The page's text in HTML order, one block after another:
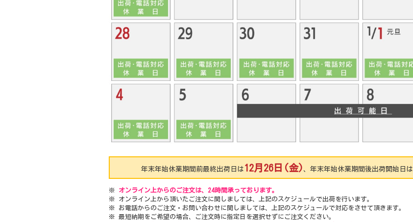
年末年始休業期間前最終出荷日は 12月26日(金)、年末年始休業期間後出荷開始日は
※ オンライン上からのご注文は、24時間承っております。
※ オンライン上から頂いたご注文に関しましては、上記のスケジュールで出荷を行います。
※ お電話からのご注文・お問い合わせに関しましては、上記のスケジュールで対応をさせて頂きます。
※ 最短納期をご希望の場合、ご注文時に指定日を選択せずにご注文ください。